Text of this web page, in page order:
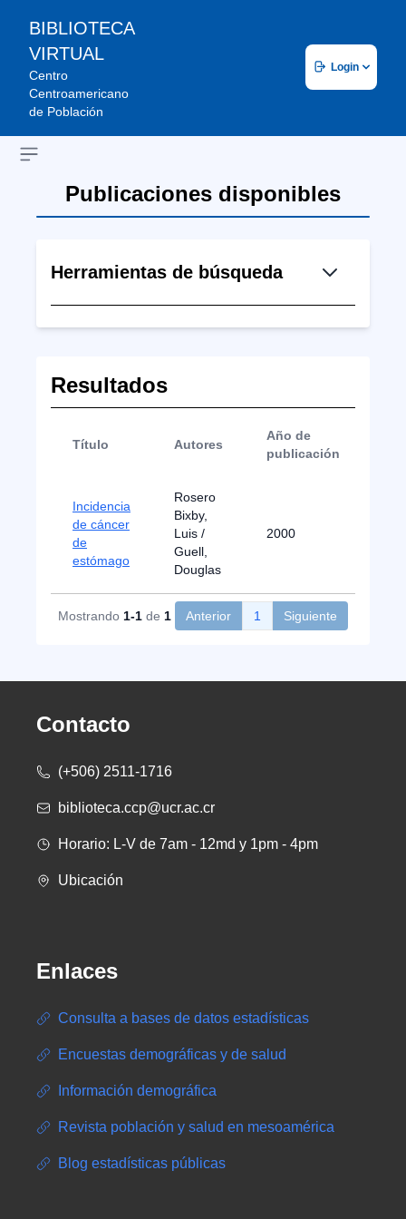
BIBLIOTECA
VIRTUAL
Centro
Centroamericano
de Población
Login
Open sidebar
Publicaciones disponibles
Herramientas de búsqueda
Resultados
Título Autores
Año de
publicación
Incidencia
de cáncer
de
estómago
Rosero
Bixby,
Luis /
Guell,
Douglas
2000
Mostrando 1-1 de 1 Anterior 1 Siguiente
Contacto
(+506) 2511-1716
biblioteca.ccp@ucr.ac.cr
Horario: L-V de 7am - 12md y 1pm - 4pm
Ubicación
Enlaces
Consulta a bases de datos estadísticas
Encuestas demográficas y de salud
Información demográfica
Revista población y salud en mesoamérica
Blog estadísticas públicas